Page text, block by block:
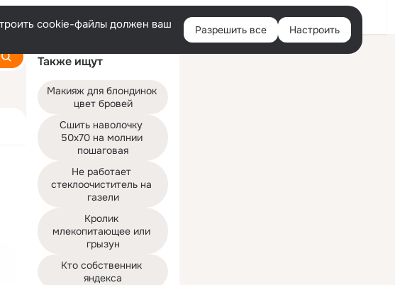
Войти
cookie-файлы должен ваш
Разрешить все Настроить
Также ищут
Макияж для блондинок
цвет бровей
Сшить наволочку
50х70 на молнии
пошаговая
Не работает
стеклоочиститель на
газели
Кролик
млекопитающее или
грызун
Кто собственник
яндекса